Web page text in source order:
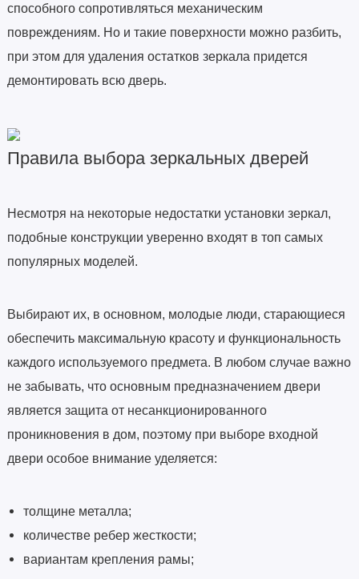
способного сопротивляться механическим
повреждениям. Но и такие поверхности можно разбить,
при этом для удаления остатков зеркала придется
демонтировать всю дверь.
Правила выбора зеркальных дверей
Несмотря на некоторые недостатки установки зеркал,
подобные конструкции уверенно входят в топ самых
популярных моделей.
Выбирают их, в основном, молодые люди, старающиеся
обеспечить максимальную красоту и функциональность
каждого используемого предмета. В любом случае важно
не забывать, что основным предназначением двери
является защита от несанкционированного
проникновения в дом, поэтому при выборе входной
двери особое внимание уделяется:
толщине металла;
количестве ребер жесткости;
вариантам крепления рамы;